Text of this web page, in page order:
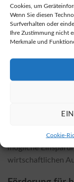
Cookies, um
Wenn Sie diesen
Surfverhalten oder
Ihre Zustimmung nicht
Merkmale und
Cookie-
erwerben:
Wieviel kostet
die Kosten ab?
Die Kosten für
Wallbox hängen
teurer sein als die
mögliche
wirtschaftlichen